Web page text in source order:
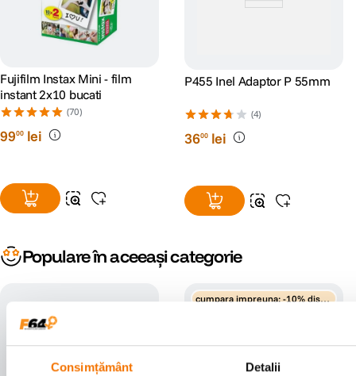
Consimțământ Detalii
Fujifilm Instax Mini - film
instant 2x10 bucati
(70)
9900 lei
P455 Inel Adaptor P 55mm
(4)
3600 lei
Populare în aceeași categorie
cumpara impreuna: -10% disco